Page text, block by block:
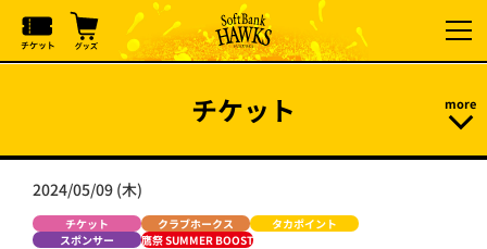
チケット
2024/05/09 (木)
チケット クラブホークス
タカポイント
スポンサー
鷹祭 SUMMER BOOST